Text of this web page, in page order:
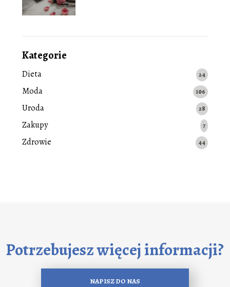
Kategorie
Dieta 24
Moda 106
Uroda 28
Zakupy 7
Zdrowie 44
Potrzebujesz więcej informacji?
NAPISZ DO NAS